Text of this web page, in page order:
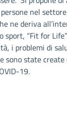
nel
ne deriva
sport, “Fit for
i problemi di
sono state create
19.